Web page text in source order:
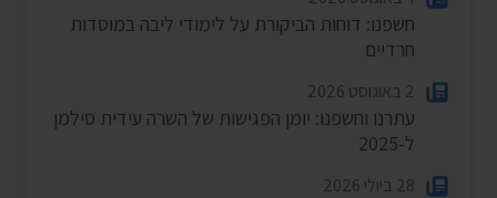
חשפנו: דוחות הביקורת על לימודי ליבה במוסדות
חרדיים
2 באוגוסט 2026
עתרנו וחשפנו: יומן הפגישות של השרה עידית סילמן
ל-2025
28 ביולי 2026